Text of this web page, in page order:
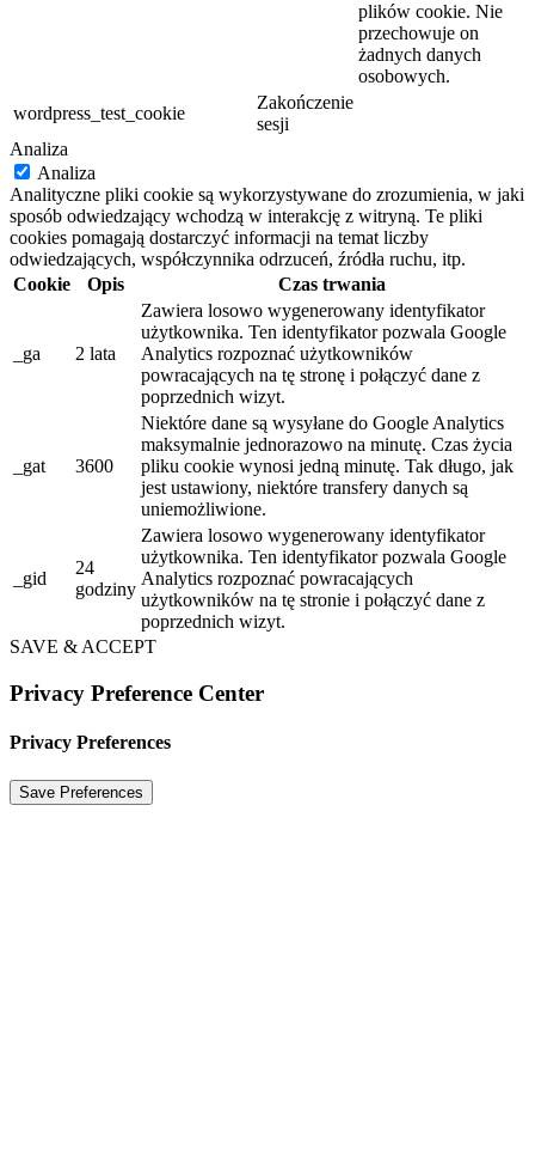
plików cookie. Nie
przechowuje on
żadnych danych
osobowych.
wordpress_test_cookie
Zakończenie
sesji
Analiza
Analiza
Analityczne pliki cookie są wykorzystywane do zrozumienia, w jaki
sposób odwiedzający wchodzą w interakcję z witryną. Te pliki
cookies pomagają dostarczyć informacji na temat liczby
odwiedzających, współczynnika odrzuceń, źródła ruchu, itp.
Cookie
Opis Czas trwania
_ga 2 lata
Zawiera losowo wygenerowany identyfikator
użytkownika. Ten identyfikator pozwala Google
Analytics rozpoznać użytkowników
powracających na tę stronę i połączyć dane z
poprzednich wizyt.
_gat 3600
Niektóre dane są wysyłane do Google Analytics
maksymalnie jednorazowo na minutę. Czas życia
pliku cookie wynosi jedną minutę. Tak długo, jak
jest ustawiony, niektóre transfery danych są
uniemożliwione.
_gid
24
godziny
Zawiera losowo wygenerowany identyfikator
użytkownika. Ten identyfikator pozwala Google
Analytics rozpoznać powracających
użytkowników na tę stronie i połączyć dane z
poprzednich wizyt.
SAVE & ACCEPT
Privacy Preference Center
Privacy Preferences